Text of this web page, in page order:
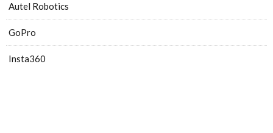
Autel Robotics
GoPro
Insta360